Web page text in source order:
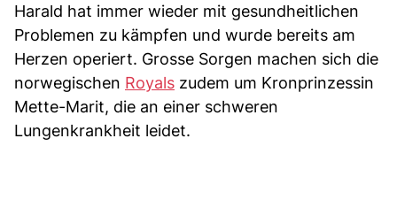
Harald hat immer wieder mit gesundheitlichen
Problemen zu kämpfen und wurde bereits am
Herzen operiert. Grosse Sorgen machen sich die
norwegischen Royals zudem um Kronprinzessin
Mette-Marit, die an einer schweren
Lungenkrankheit leidet.